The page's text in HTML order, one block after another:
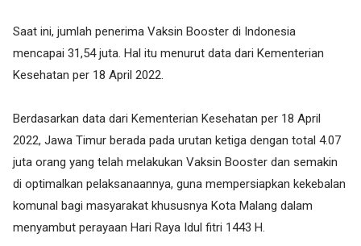
Saat ini, jumlah penerima Vaksin Booster di Indonesia
mencapai 31,54 juta. Hal itu menurut data dari Kementerian
Kesehatan per 18 April 2022.
Berdasarkan data dari Kementerian Kesehatan per 18 April
2022, Jawa Timur berada pada urutan ketiga dengan total 4.07
juta orang yang telah melakukan Vaksin Booster dan semakin
di optimalkan pelaksanaannya, guna mempersiapkan kekebalan
komunal bagi masyarakat khususnya Kota Malang dalam
menyambut perayaan Hari Raya Idul fitri 1443 H.